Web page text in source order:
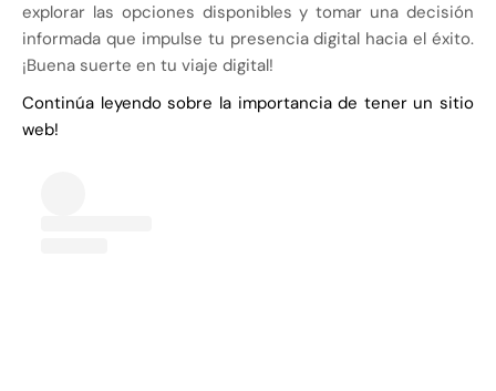
explorar las opciones disponibles y tomar una decisión
informada que impulse tu presencia digital hacia el éxito.
¡Buena suerte en tu viaje digital!
Continúa leyendo sobre la importancia de tener un sitio
web!